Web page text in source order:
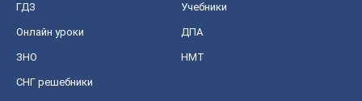
ГДЗ Учебники
Онлайн уроки ДПА
ЗНО НМТ
СНГ решебники